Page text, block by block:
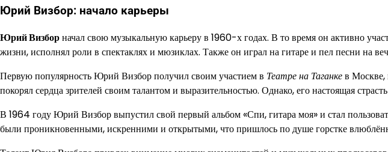
Юрий Визбор: начало карьеры
Юрий Визборначал свою музыкальную карьеру в 1960-х годах. В то время он активно
жизни, исполнял роли в спектаклях и мюзиклах. Также он играл на гитаре и пел песни на
Первую популярность Юрий Визбор получил своим участием в Театре на Таганкев Москве,
покорял сердца зрителей своим талантом и выразительностью. Однако, его настоящая
В 1964 году Юрий Визбор выпустил свой первый альбом «Спи, гитара моя» и стал
были проникновенными, искренними и открытыми, что пришлось по душе горстке